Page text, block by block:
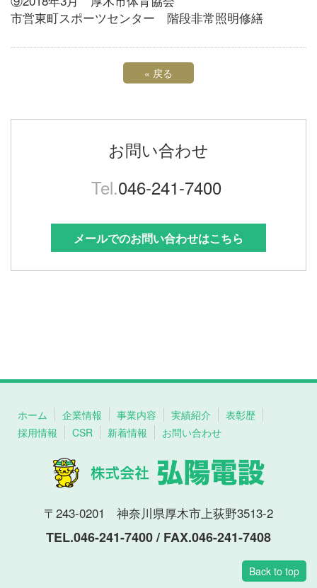
市営東町スポーツセンター 階段非常照明修繕
« 戻る
お問い合わせ
Tel.046-241-7400
メールでのお問い合わせはこちら
ホーム 企業情報 事業内容 実績紹介
表彰歴
採用情報
CSR 新着情報 お問い合わせ
〒243-0201 神奈川県厚木市上荻野3513-2
TEL.046-241-7400 / FAX.046-241-7408
Back to top